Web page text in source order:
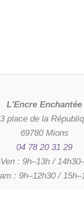
L'Encre Enchantée
place de la
69780 Mions
04 78 20 31 29
: 9h–13h /
: 9h–12h30 /